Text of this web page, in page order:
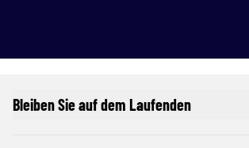
Bleiben Sie auf dem Laufenden